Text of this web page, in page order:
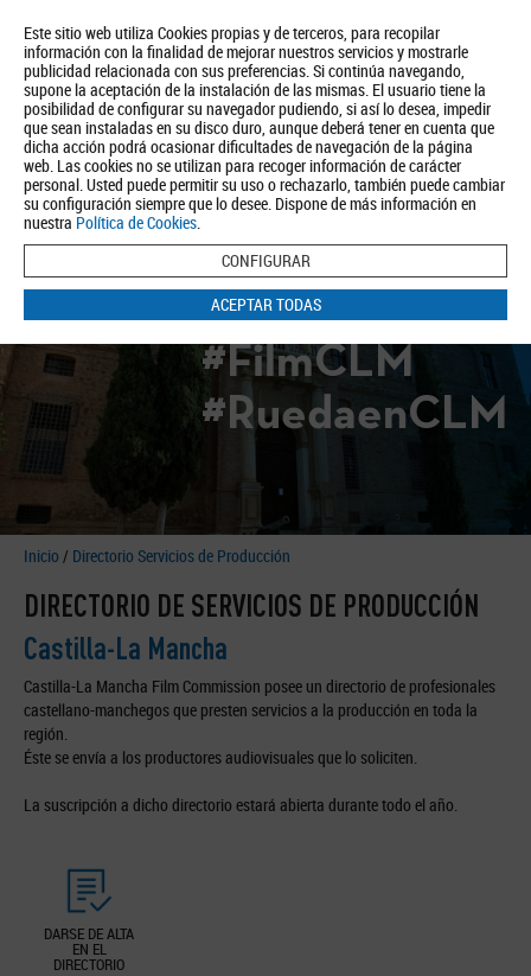
Este sitio web utiliza Cookies propias y de terceros, para recopilar
información con la finalidad de mejorar nuestros servicios y mostrarle
publicidad relacionada con sus preferencias. Si continúa navegando,
supone la aceptación de la instalación de las mismas. El usuario tiene la
posibilidad de configurar su navegador pudiendo, si así lo desea, impedir
que sean instaladas en su disco duro, aunque deberá tener en cuenta que
dicha acción podrá ocasionar dificultades de navegación de la página
web. Las cookies no se utilizan para recoger información de carácter
personal. Usted puede permitir su uso o rechazarlo, también puede cambiar
su configuración siempre que lo desee. Dispone de más información en
nuestra Política de Cookies.
CONFIGURAR
ACEPTAR TODAS
Quiénes somos Turismo Política de Privacidad Aviso Legal
Política de Cookies
BUSCAR
#FilmCLM
#RuedaenCLM
Inicio / Directorio Servicios de Producción
DIRECTORIO DE SERVICIOS DE PRODUCCIÓN
Castilla-La Mancha
Castilla-La Mancha Film Commission posee un directorio de profesionales
castellano-manchegos que presten servicios a la producción en toda la
región.
Éste se envía a los productores audiovisuales que lo soliciten.
La suscripción a dicho directorio estará abierta durante todo el año.
DARSE DE ALTA
EN EL
DIRECTORIO